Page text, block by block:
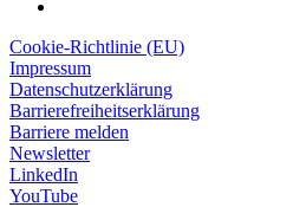
Cookie-Richtlinie (EU)
Impressum
Datenschutzerklärung
Barrierefreiheitserklärung
Barriere melden
Newsletter
LinkedIn
YouTube